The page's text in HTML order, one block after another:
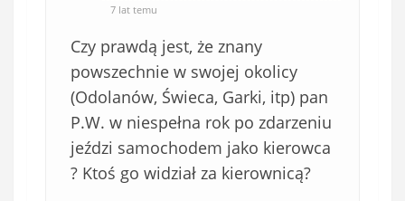
7 lat temu
Czy prawdą jest, że znany
powszechnie w swojej okolicy
(Odolanów, Świeca, Garki, itp) pan
P.W. w niespełna rok po zdarzeniu
jeździ samochodem jako kierowca
? Ktoś go widział za kierownicą?